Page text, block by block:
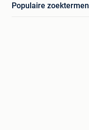
Populaire zoektermen